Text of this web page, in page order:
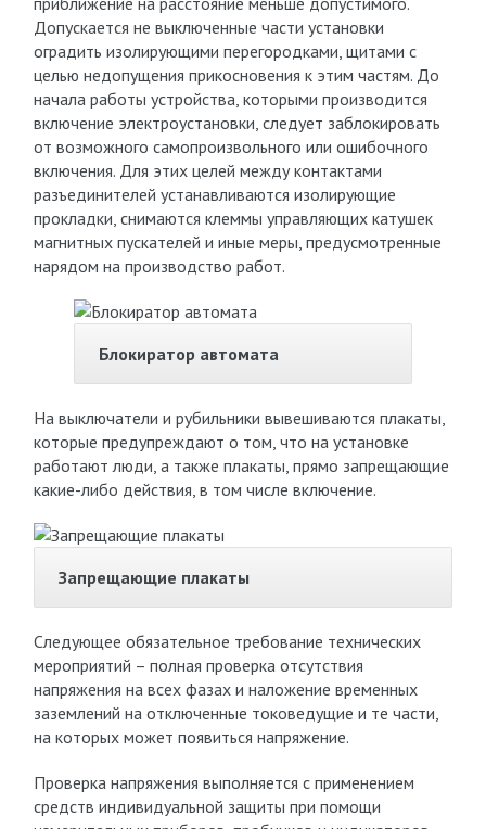
Допускается не выключенные части установки
оградить изолирующими перегородками, щитами с
целью недопущения прикосновения к этим частям. До
начала работы устройства, которыми производится
включение электроустановки, следует заблокировать
от возможного самопроизвольного или ошибочного
включения. Для этих целей между контактами
разъединителей устанавливаются изолирующие
прокладки, снимаются клеммы управляющих катушек
магнитных пускателей и иные меры, предусмотренные
нарядом на производство работ.
Блокиратор автомата
На выключатели и рубильники вывешиваются плакаты,
которые предупреждают о том, что на установке
работают люди, а также плакаты, прямо запрещающие
какие-либо действия, в том числе включение.
Запрещающие плакаты
Следующее обязательное требование технических
мероприятий – полная проверка отсутствия
напряжения на всех фазах и наложение временных
заземлений на отключенные токоведущие и те части,
на которых может появиться напряжение.
Проверка напряжения выполняется с применением
средств индивидуальной защиты при помощи